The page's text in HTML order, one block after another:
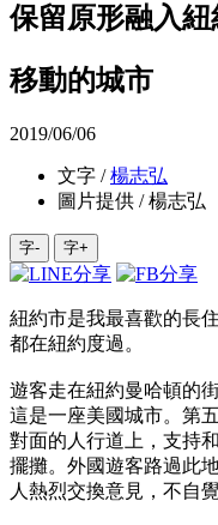
保留原形融入紐
移動的城市
2019/06/06
文字 /楊志弘
圖片提供 / 楊志弘
字- 字+
紐約市是我最喜歡的長
都在紐約度過。
遊客走在紐約曼哈頓的
這是一座美國城市。第
對面的人行道上，支持
擺攤。外國遊客路過此
人熱烈交換意見，不自